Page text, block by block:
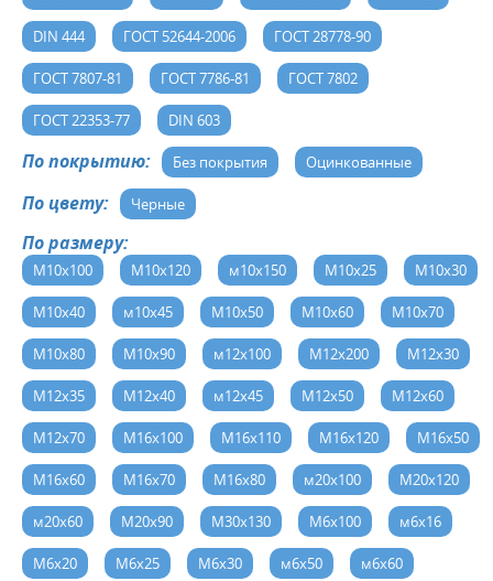
DIN 444 ГОСТ 52644-2006 ГОСТ 28778-90
ГОСТ 7807-81 ГОСТ 7786-81 ГОСТ 7802
ГОСТ 22353-77 DIN 603
По покрытию: Без покрытия Оцинкованные
По цвету: Черные
По размеру:
М10х100 М10х120 м10х150 М10х25 М10х30
М10х40 м10х45 М10х50 М10х60 М10х70
М10х80 М10х90 м12х100 М12х200 М12х30
М12х35 М12х40 м12х45 М12х50 М12х60
М12х70 М16х100 М16х110 М16х120 М16х50
М16х60 М16х70 М16х80 м20х100 М20х120
м20х60 М20х90 М30х130 М6х100 м6х16
М6х20 М6х25 М6х30 м6х50 м6х60